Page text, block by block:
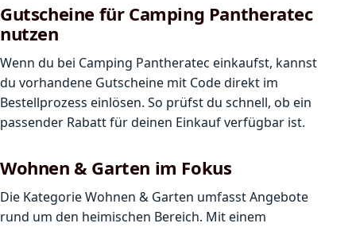
Gutscheine für Camping Pantheratec
nutzen
Wenn du bei Camping Pantheratec einkaufst, kannst
du vorhandene Gutscheine mit Code direkt im
Bestellprozess einlösen. So prüfst du schnell, ob ein
passender Rabatt für deinen Einkauf verfügbar ist.
Wohnen & Garten im Fokus
Die Kategorie Wohnen & Garten umfasst Angebote
rund um den heimischen Bereich. Mit einem